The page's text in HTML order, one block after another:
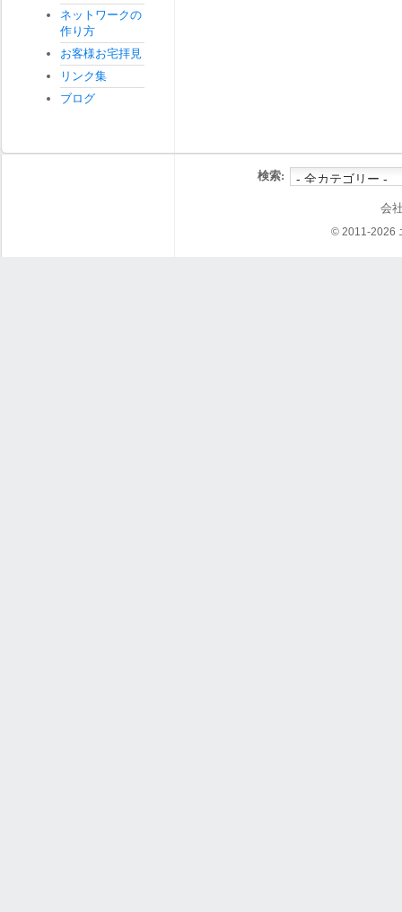
ネットワークの
作り方
お客様お宅拝見
リンク集
ブログ
検索:
会
© 2011-2026